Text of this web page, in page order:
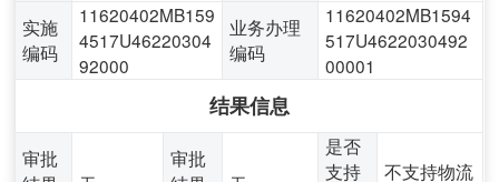
实施
编码
11620402MB159
4517U46220304
92000
业务办理
编码
11620402MB1594
517U4622030492
00001
结果信息
审批
审批
是否
支持
不支持物流